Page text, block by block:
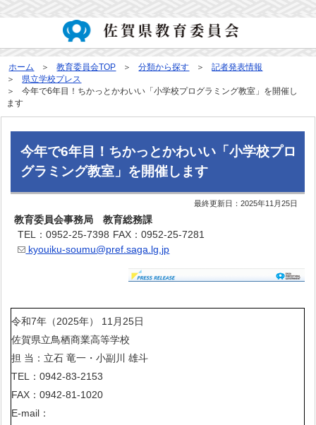
ホーム 教育委員会TOP 分類から探す
記者発表情報
県立学校プレス
今年で6年目！ちかっとかわいい「小学校プログラミング教室」を開催し
ます
今年で6年目！ちかっとかわいい「小学校プロ
グラミング教室」を開催します
最終更新日：2025年11月25日
教育委員会事務局 教育総務課
TEL：0952-25-7398 FAX：0952-25-7281
kyouiku-soumu@pref.saga.lg.jp
令和7年（2025年） 11月25日
佐賀県立鳥栖商業高等学校
担 当：立石 竜一・小副川 雄斗
TEL：0942-83-2153
FAX：0942-81-1020
E-mail：